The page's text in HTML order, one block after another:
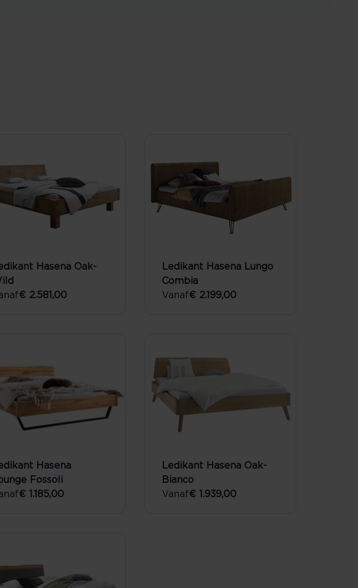
Hasena Oak-
€ 2.581,00
Ledikant Hasena Lungo
Combia
Vanaf€ 2.199,00
Hasena
Fossoli
€ 1.185,00
Ledikant Hasena Oak-
Bianco
Vanaf€ 1.939,00